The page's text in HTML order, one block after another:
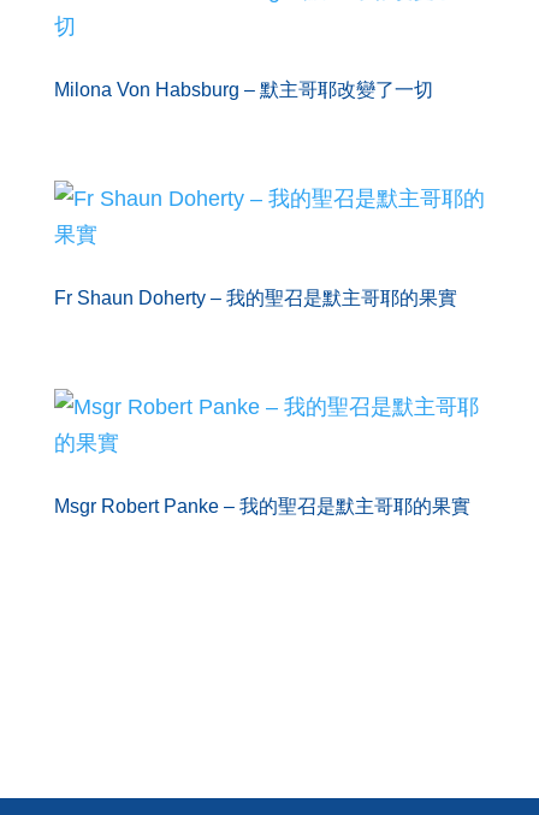
Milona Von Habsburg – 默主哥耶改變了一切
Fr Shaun Doherty – 我的聖召是默主哥耶的果實
Msgr Robert Panke – 我的聖召是默主哥耶的果實